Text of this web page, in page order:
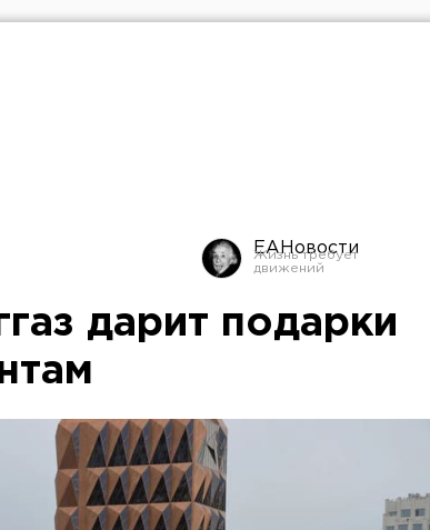
ЕАНовости
дарит подарки